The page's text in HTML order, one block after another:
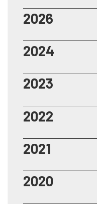
2026
2024
2023
2022
2021
2020